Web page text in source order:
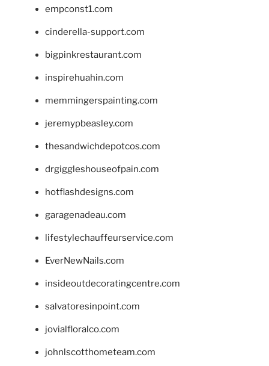
empconst1.com
cinderella-support.com
bigpinkrestaurant.com
inspirehuahin.com
memmingerspainting.com
jeremypbeasley.com
thesandwichdepotcos.com
drgiggleshouseofpain.com
hotflashdesigns.com
garagenadeau.com
lifestylechauffeurservice.com
EverNewNails.com
insideoutdecoratingcentre.com
salvatoresinpoint.com
jovialfloralco.com
johnlscotthometeam.com